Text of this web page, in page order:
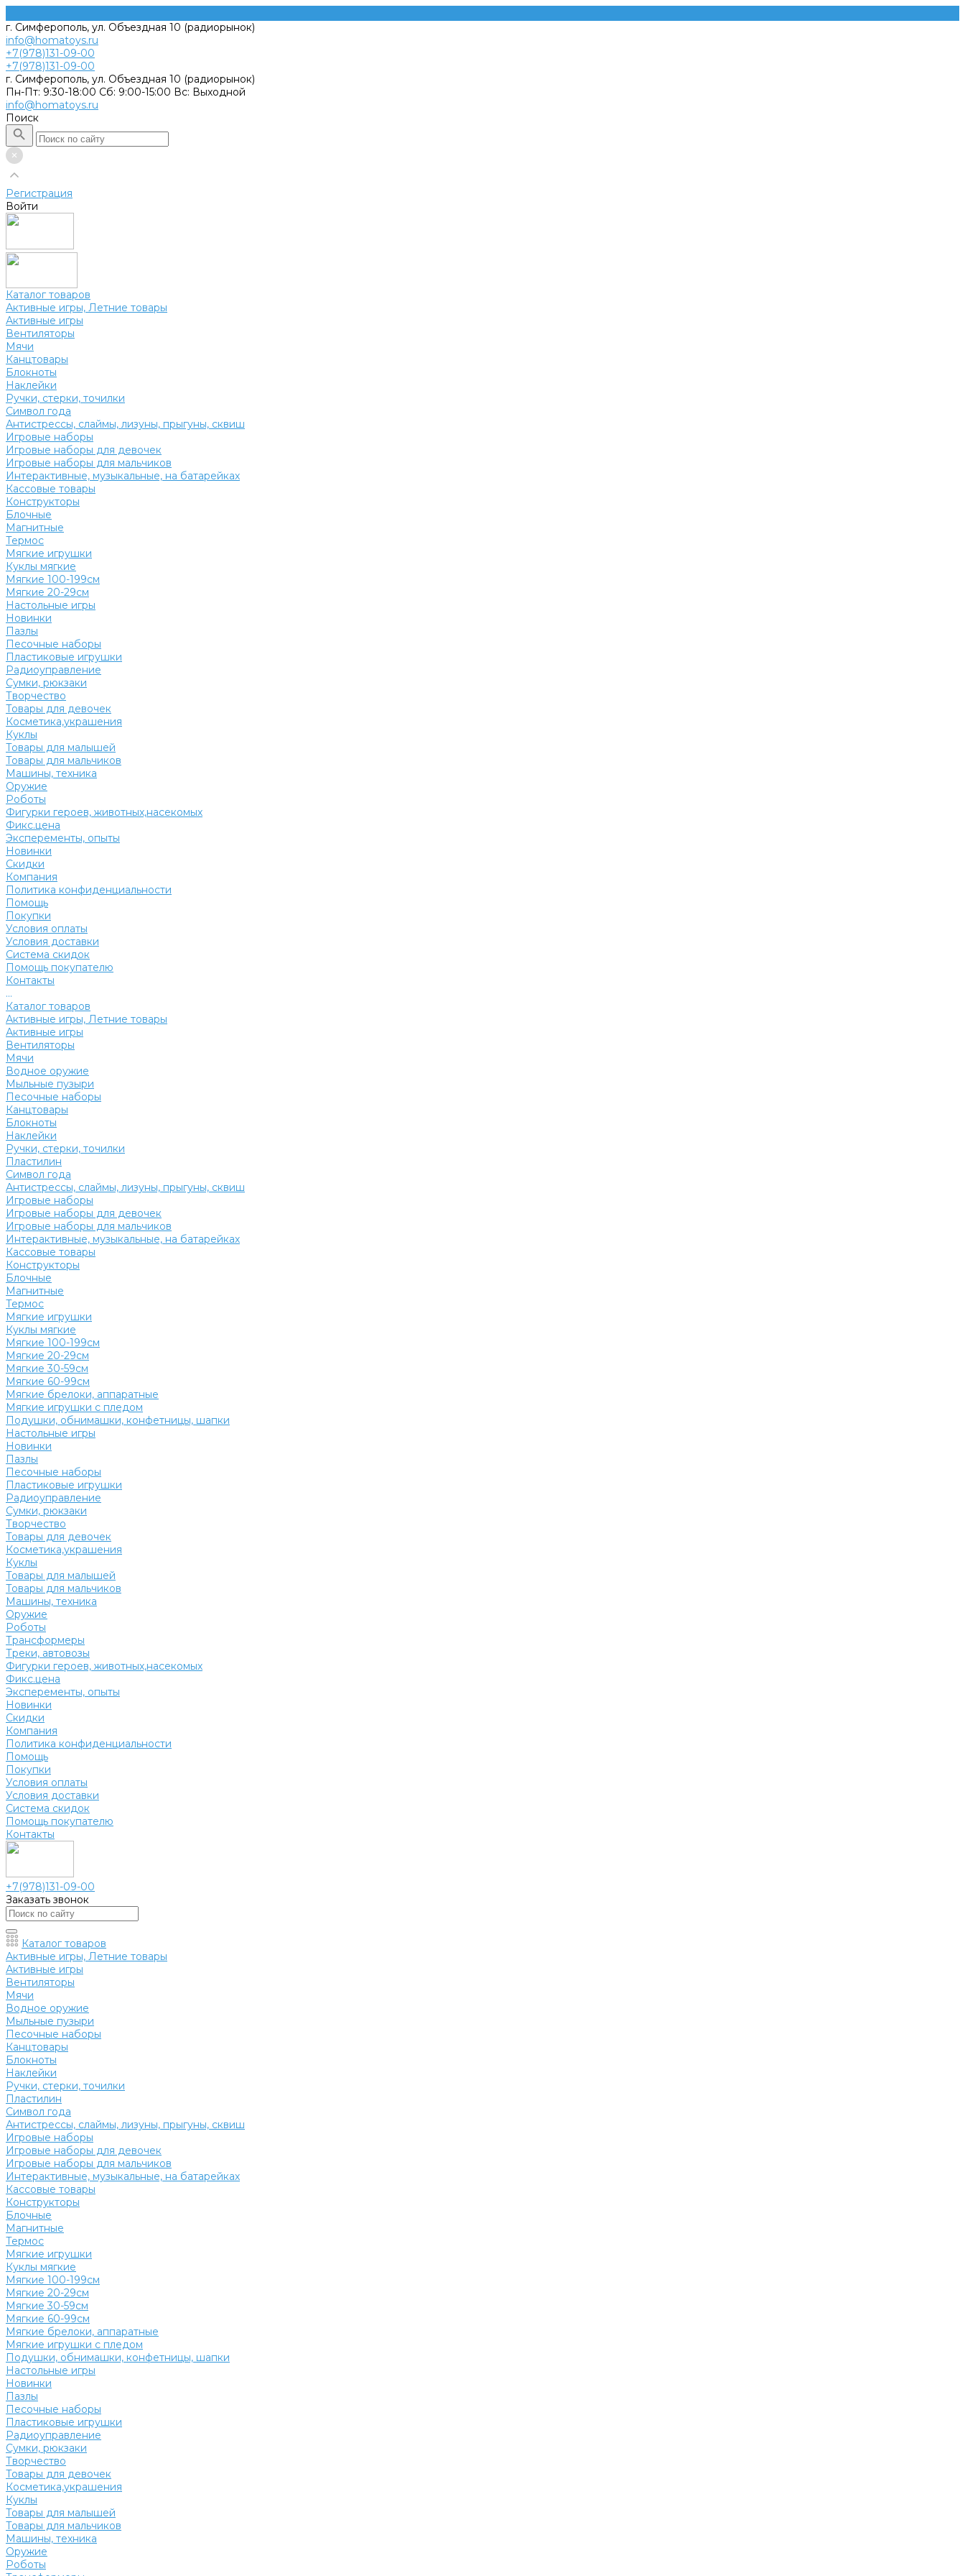
г. Симферополь, ул. Объездная 10 (радиорынок)
info@homatoys.ru
+7(978)131-09-00
+7(978)131-09-00
г. Симферополь, ул. Объездная 10 (радиорынок)
Пн-Пт: 9:30-18:00 Cб: 9:00-15:00 Вс: Выходной
info@homatoys.ru
Поиск
Регистрация
Войти
Каталог товаров
Активные игры, Летние товары
Активные игры
Вентиляторы
Мячи
Канцтовары
Блокноты
Наклейки
Ручки, стерки, точилки
Символ года
Антистрессы, слаймы, лизуны, прыгуны, сквиш
Игровые наборы
Игровые наборы для девочек
Игровые наборы для мальчиков
Интерактивные, музыкальные, на батарейках
Кассовые товары
Конструкторы
Блочные
Магнитные
Термос
Мягкие игрушки
Куклы мягкие
Мягкие 100-199см
Мягкие 20-29см
Настольные игры
Новинки
Пазлы
Песочные наборы
Пластиковые игрушки
Радиоуправление
Сумки, рюкзаки
Творчество
Товары для девочек
Косметика,украшения
Куклы
Товары для малышей
Товары для мальчиков
Машины, техника
Оружие
Роботы
Фигурки героев, животных,насекомых
Фикс.цена
Эксперементы, опыты
Новинки
Скидки
Компания
Политика конфиденциальности
Помощь
Покупки
Условия оплаты
Условия доставки
Система скидок
Помощь покупателю
Контакты
...
Каталог товаров
Активные игры, Летние товары
Активные игры
Вентиляторы
Мячи
Водное оружие
Мыльные пузыри
Песочные наборы
Канцтовары
Блокноты
Наклейки
Ручки, стерки, точилки
Пластилин
Символ года
Антистрессы, слаймы, лизуны, прыгуны, сквиш
Игровые наборы
Игровые наборы для девочек
Игровые наборы для мальчиков
Интерактивные, музыкальные, на батарейках
Кассовые товары
Конструкторы
Блочные
Магнитные
Термос
Мягкие игрушки
Куклы мягкие
Мягкие 100-199см
Мягкие 20-29см
Мягкие 30-59см
Мягкие 60-99см
Мягкие брелоки, аппаратные
Мягкие игрушки с пледом
Подушки, обнимашки, конфетницы, шапки
Настольные игры
Новинки
Пазлы
Песочные наборы
Пластиковые игрушки
Радиоуправление
Сумки, рюкзаки
Творчество
Товары для девочек
Косметика,украшения
Куклы
Товары для малышей
Товары для мальчиков
Машины, техника
Оружие
Роботы
Трансформеры
Треки, автовозы
Фигурки героев, животных,насекомых
Фикс.цена
Эксперементы, опыты
Новинки
Скидки
Компания
Политика конфиденциальности
Помощь
Покупки
Условия оплаты
Условия доставки
Система скидок
Помощь покупателю
Контакты
+7(978)131-09-00
Заказать звонок
Каталог товаров
Активные игры, Летние товары
Активные игры
Вентиляторы
Мячи
Водное оружие
Мыльные пузыри
Песочные наборы
Канцтовары
Блокноты
Наклейки
Ручки, стерки, точилки
Пластилин
Символ года
Антистрессы, слаймы, лизуны, прыгуны, сквиш
Игровые наборы
Игровые наборы для девочек
Игровые наборы для мальчиков
Интерактивные, музыкальные, на батарейках
Кассовые товары
Конструкторы
Блочные
Магнитные
Термос
Мягкие игрушки
Куклы мягкие
Мягкие 100-199см
Мягкие 20-29см
Мягкие 30-59см
Мягкие 60-99см
Мягкие брелоки, аппаратные
Мягкие игрушки с пледом
Подушки, обнимашки, конфетницы, шапки
Настольные игры
Новинки
Пазлы
Песочные наборы
Пластиковые игрушки
Радиоуправление
Сумки, рюкзаки
Творчество
Товары для девочек
Косметика,украшения
Куклы
Товары для малышей
Товары для мальчиков
Машины, техника
Оружие
Роботы